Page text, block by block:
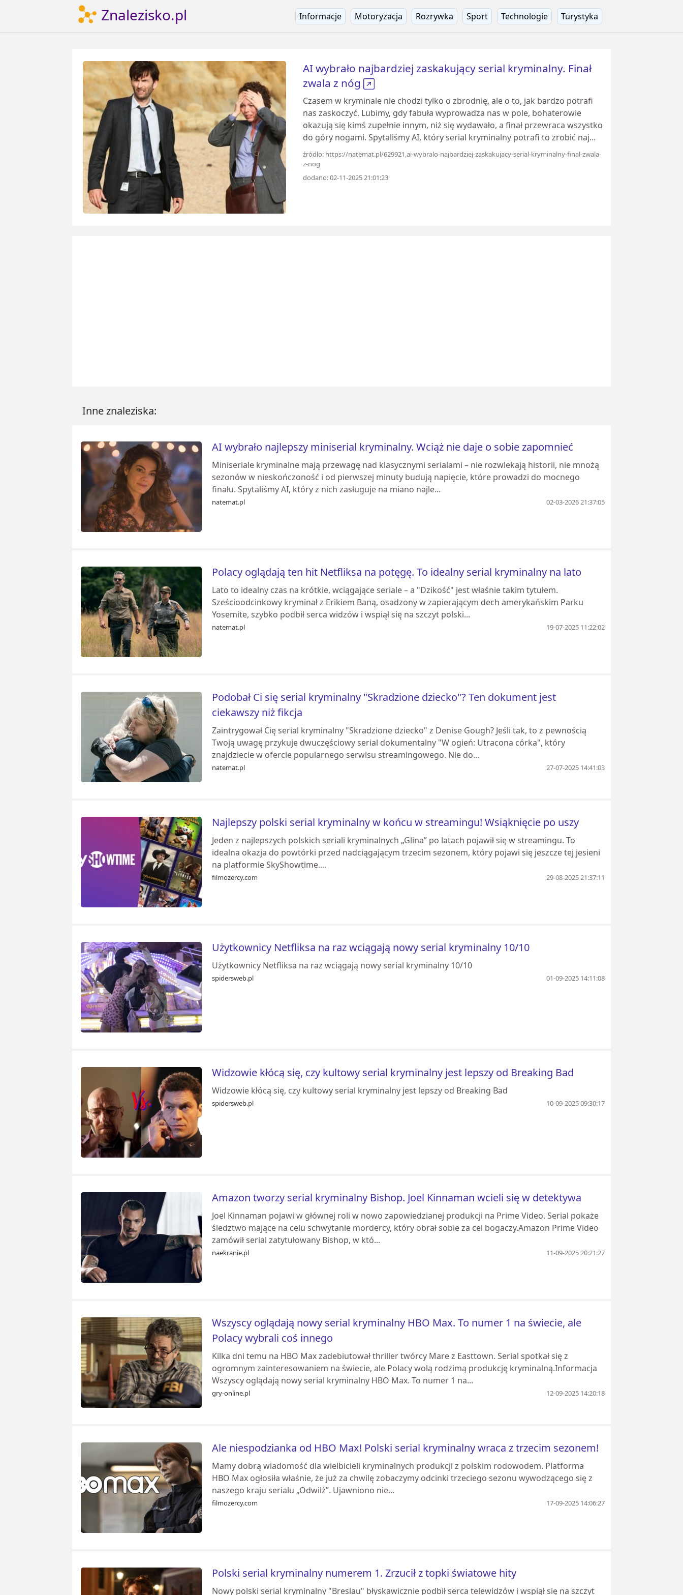
Znalezisko.pl Informacje Motoryzacja Rozrywka Sport Technologie Turystyka
AI wybrało najbardziej zaskakujący serial kryminalny. Finał
zwala z nóg
Czasem w kryminale nie chodzi tylko o zbrodnię, ale o to, jak bardzo potrafi
nas zaskoczyć. Lubimy, gdy fabuła wyprowadza nas w pole, bohaterowie
okazują się kimś zupełnie innym, niż się wydawało, a finał przewraca wszystko
do góry nogami. Spytaliśmy AI, który serial kryminalny potrafi to zrobić naj...
źródło: https://natemat.pl/629921,ai-wybralo-najbardziej-zaskakujacy-serial-kryminalny-final-zwala-
z-nog
dodano: 02-11-2025 21:01:23
Inne znaleziska:
AI wybrało najlepszy miniserial kryminalny. Wciąż nie daje o sobie zapomnieć
Miniseriale kryminalne mają przewagę nad klasycznymi serialami – nie rozwlekają historii, nie mnożą
sezonów w nieskończoność i od pierwszej minuty budują napięcie, które prowadzi do mocnego
finału. Spytaliśmy AI, który z nich zasługuje na miano najle...
natemat.pl 02-03-2026 21:37:05
Polacy oglądają ten hit Netfliksa na potęgę. To idealny serial kryminalny na lato
Lato to idealny czas na krótkie, wciągające seriale – a "Dzikość" jest właśnie takim tytułem.
Sześcioodcinkowy kryminał z Erikiem Baną, osadzony w zapierającym dech amerykańskim Parku
Yosemite, szybko podbił serca widzów i wspiął się na szczyt polski...
natemat.pl 19-07-2025 11:22:02
Podobał Ci się serial kryminalny "Skradzione dziecko"? Ten dokument jest
ciekawszy niż fikcja
Zaintrygował Cię serial kryminalny "Skradzione dziecko" z Denise Gough? Jeśli tak, to z pewnością
Twoją uwagę przykuje dwuczęściowy serial dokumentalny "W ogień: Utracona córka", który
znajdziecie w ofercie popularnego serwisu streamingowego. Nie do...
natemat.pl 27-07-2025 14:41:03
Najlepszy polski serial kryminalny w końcu w streamingu! Wsiąknięcie po uszy
Jeden z najlepszych polskich seriali kryminalnych „Glina” po latach pojawił się w streamingu. To
idealna okazja do powtórki przed nadciągającym trzecim sezonem, który pojawi się jeszcze tej jesieni
na platformie SkyShowtime....
filmozercy.com 29-08-2025 21:37:11
Użytkownicy Netfliksa na raz wciągają nowy serial kryminalny 10/10
Użytkownicy Netfliksa na raz wciągają nowy serial kryminalny 10/10
spidersweb.pl 01-09-2025 14:11:08
Widzowie kłócą się, czy kultowy serial kryminalny jest lepszy od Breaking Bad
Widzowie kłócą się, czy kultowy serial kryminalny jest lepszy od Breaking Bad
spidersweb.pl 10-09-2025 09:30:17
Amazon tworzy serial kryminalny Bishop. Joel Kinnaman wcieli się w detektywa
Joel Kinnaman pojawi w głównej roli w nowo zapowiedzianej produkcji na Prime Video. Serial pokaże
śledztwo mające na celu schwytanie mordercy, który obrał sobie za cel bogaczy.Amazon Prime Video
zamówił serial zatytułowany Bishop, w któ...
naekranie.pl 11-09-2025 20:21:27
Wszyscy oglądają nowy serial kryminalny HBO Max. To numer 1 na świecie, ale
Polacy wybrali coś innego
Kilka dni temu na HBO Max zadebiutował thriller twórcy Mare z Easttown. Serial spotkał się z
ogromnym zainteresowaniem na świecie, ale Polacy wolą rodzimą produkcję kryminalną.Informacja
Wszyscy oglądają nowy serial kryminalny HBO Max. To numer 1 na...
gry-online.pl 12-09-2025 14:20:18
Ale niespodzianka od HBO Max! Polski serial kryminalny wraca z trzecim sezonem!
Mamy dobrą wiadomość dla wielbicieli kryminalnych produkcji z polskim rodowodem. Platforma
HBO Max ogłosiła właśnie, że już za chwilę zobaczymy odcinki trzeciego sezonu wywodzącego się z
naszego kraju serialu „Odwilż”. Ujawniono nie...
filmozercy.com 17-09-2025 14:06:27
Polski serial kryminalny numerem 1. Zrzucił z topki światowe hity
Nowy polski serial kryminalny "Breslau" błyskawicznie podbił serca telewidzów i wspiął się na szczyt